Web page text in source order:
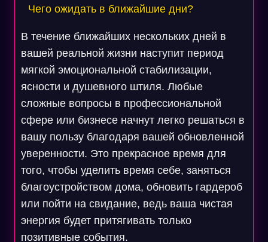
Чего ожидать в ближайшие дни?
В течение ближайших нескольких дней в
вашей реальной жизни наступит период
мягкой эмоциональной стабилизации,
ясности и душевного штиля. Любые
сложные вопросы в профессиональной
сфере или бизнесе начнут легко решаться в
вашу пользу благодаря вашей обновленной
уверенности. Это прекрасное время для
того, чтобы уделить время себе, заняться
благоустройством дома, обновить гардероб
или пойти на свидание, ведь ваша чистая
энергия будет притягивать только
позитивные события.